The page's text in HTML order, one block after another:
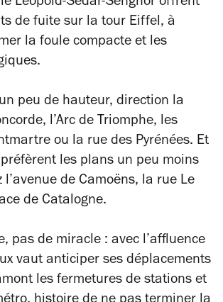
Léopold-Sédar-Senghor offrent
de fuite sur la tour Eiffel, à
la foule compacte et les
peu de hauteur, direction la
l’Arc de Triomphe, les
ou la rue des Pyrénées. Et
les plans un peu moins
l’avenue de Camoëns, la rue Le
de Catalogne.
pas de miracle : avec l’affluence
vaut anticiper ses déplacements
les fermetures de stations et